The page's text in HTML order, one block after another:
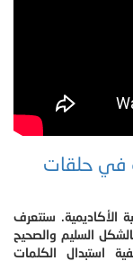
في حلقات
الأكاديمية. سنتعرف
السليم والصحيح
كيفية استبدال الكلمات